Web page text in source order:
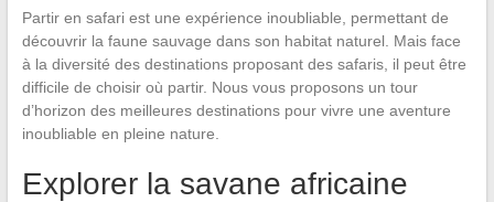
Partir en safari est une expérience inoubliable, permettant de
découvrir la faune sauvage dans son habitat naturel. Mais face
à la diversité des destinations proposant des safaris, il peut être
difficile de choisir où partir. Nous vous proposons un tour
d’horizon des meilleures destinations pour vivre une aventure
inoubliable en pleine nature.
Explorer la savane africaine